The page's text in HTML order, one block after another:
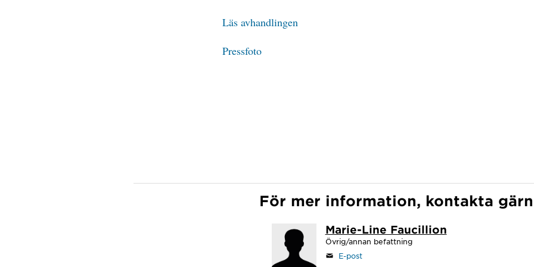
Läs avhandlingen
Pressfoto
För mer information, kontakta
Marie-Line Faucillion
Övrig/annan befattning
E-post